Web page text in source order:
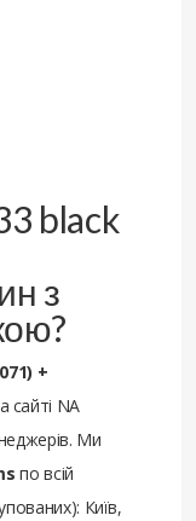
black
з
+
NA
Ми
по всій
Київ,